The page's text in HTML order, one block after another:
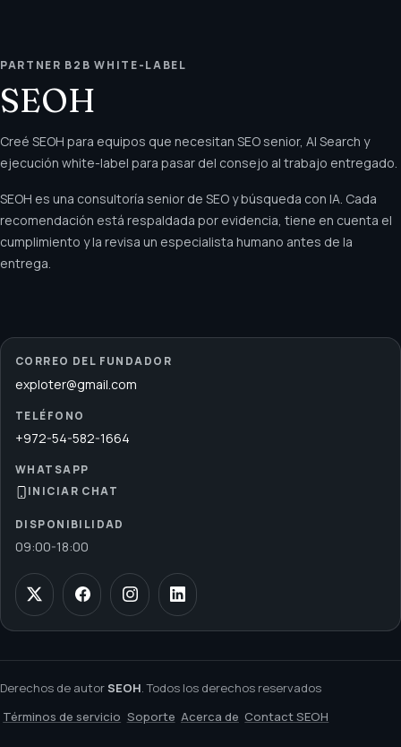
PARTNER B2B WHITE-LABEL
SEOH
Creé SEOH para equipos que necesitan SEO senior, AI Search y
ejecución white-label para pasar del consejo al trabajo entregado.
SEOH es una consultoría senior de SEO y búsqueda con IA. Cada
recomendación está respaldada por evidencia, tiene en cuenta el
cumplimiento y la revisa un especialista humano antes de la
entrega.
CORREO DEL FUNDADOR
exploter@gmail.com
TELÉFONO
+972-54-582-1664
WHATSAPP
INICIAR CHAT
DISPONIBILIDAD
09:00-18:00
Derechos de autorSEOH . Todos los derechos reservados
Términos de servicio Soporte Acerca de Contact SEOH